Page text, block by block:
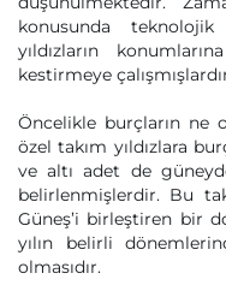
konusunda
yıldızların
kestirmeye
Öncelikle burçların ne
özel takım yıldızlara
ve altı adet de
belirlenmişlerdir. Bu
Güneş’i birleştiren bir
yılın belirli
olmasıdır.